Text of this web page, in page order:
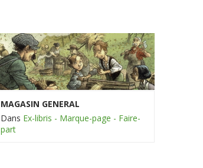
MAGASIN GENERAL
Dans Ex-libris - Marque-page - Faire-
part